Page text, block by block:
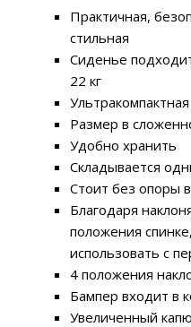
Практичная,
стильная
Сиденье
22 кг
Размер в
Удобно хранить
Складывается
Стоит без опоры
Благодаря
положения
использовать с
4 положения
Бампер входит в
Увеличенный